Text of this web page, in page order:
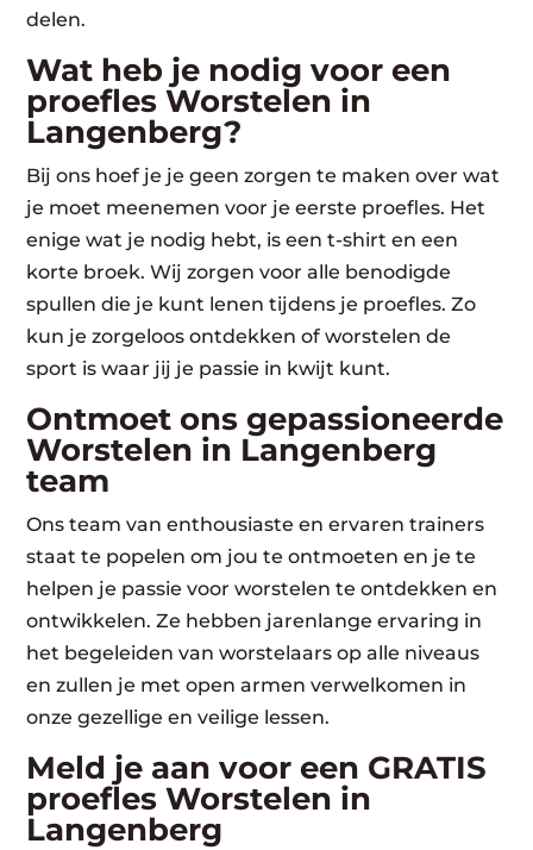
delen.
Wat heb je nodig voor een
proefles Worstelen in
Langenberg?
Bij ons hoef je je geen zorgen te maken over wat
je moet meenemen voor je eerste proefles. Het
enige wat je nodig hebt, is een t-shirt en een
korte broek. Wij zorgen voor alle benodigde
spullen die je kunt lenen tijdens je proefles. Zo
kun je zorgeloos ontdekken of worstelen de
sport is waar jij je passie in kwijt kunt.
Ontmoet ons gepassioneerde
Worstelen in Langenberg
team
Ons team van enthousiaste en ervaren trainers
staat te popelen om jou te ontmoeten en je te
helpen je passie voor worstelen te ontdekken en
ontwikkelen. Ze hebben jarenlange ervaring in
het begeleiden van worstelaars op alle niveaus
en zullen je met open armen verwelkomen in
onze gezellige en veilige lessen.
Meld je aan voor een GRATIS
proefles Worstelen in
Langenberg